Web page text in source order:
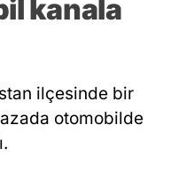
kanala
ilçesinde bir
otomobilde